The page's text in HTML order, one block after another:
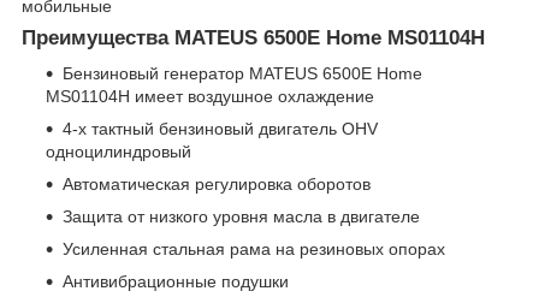
мобильные
Преимущества MATEUS 6500E Home MS01104H
Бензиновый генератор MATEUS 6500E Home
MS01104H имеет воздушное охлаждение
4-х тактный бензиновый двигатель OHV
одноцилиндровый
Автоматическая регулировка оборотов
Защита от низкого уровня масла в двигателе
Усиленная стальная рама на резиновых опорах
Антивибрационные подушки